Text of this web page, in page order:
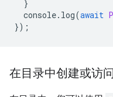
}
console. log(await
});
在目录中创建或访